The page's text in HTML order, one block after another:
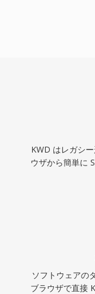
KWD はレガシ
ウザから簡単に
ソフトウェアの
ブラウザで直接